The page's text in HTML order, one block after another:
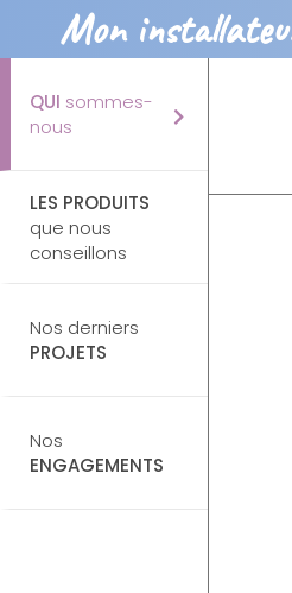
Mon
QUI sommes-
nous
LES PRODUITS
que nous
conseillons
Nos derniers
PROJETS
Nos
ENGAGEMENTS